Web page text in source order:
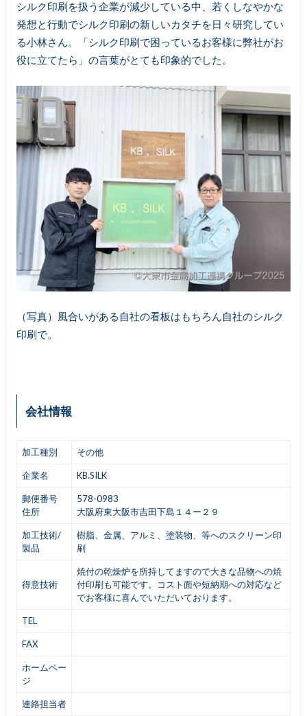
シルク印刷を扱う企業が減少している中、若くしなやかな
発想と行動でシルク印刷の新しいカタチを日々研究してい
る小林さん。「シルク印刷で困っているお客様に弊社がお
役に立てたら」の言葉がとても印象的でした。
（写真）風合いがある自社の看板はもちろん自社のシルク
印刷で。
会社情報
加工種別 その他
企業名 KB.SILK
郵便番号
住所
578-0983
大阪府東大阪市吉田下島１４ー２９
加工技術/
製品
樹脂、金属、アルミ、塗装物、等へのスクリーン印
刷
得意技術
焼付の乾燥炉を所持してますので大きな品物への焼
付印刷も可能です。コスト面や短納期への対応など
でお客様に喜んでいただいております。
TEL
FAX
ホームペー
ジ
連絡担当者